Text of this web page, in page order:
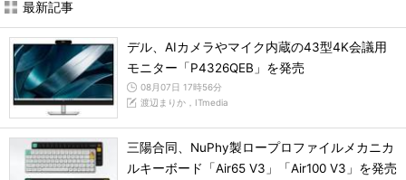
最新記事
デル、AIカメラやマイク内蔵の43型4K会議用
モニター「P4326QEB」を発売
08月07日 17時56分
渡辺まりか，ITmedia
三陽合同、NuPhy製ロープロファイルメカニカ
ルキーボード「Air65 V3」「Air100 V3」を発売